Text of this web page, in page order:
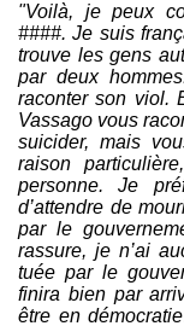
"Voilà, je peux
####. Je suis
trouve les gens
par deux
raconter son viol.
Vassago vous
suicider, mais
raison
personne. Je
d’attendre de
par le
rassure, je n’ai
tuée par le
finira bien par
être en